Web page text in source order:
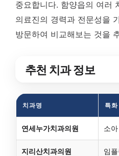
중요합니다. 함양읍의 여러
의료진의 경력과 전문성을
방문하여 비교해보는 것을
추천 치과 정보
치과명 특
연세누가치과의원 소
지리산치과의원 임